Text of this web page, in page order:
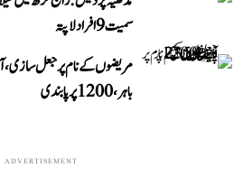
سمیت 9 افراد لاپتہ
باہر، 1200 پر پابندی
ADVERTISEMENT